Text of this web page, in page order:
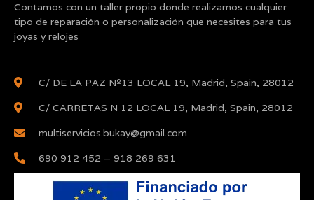
Contamos con un taller propio donde realizamos cualquier
tipo de reparación o personalización que necesites para tus
joyas y relojes
C/ DE LA PAZ Nº13 LOCAL 19, Madrid, Spain, 28012
C/ CARRETAS N 12 LOCAL 19, Madrid, Spain, 28012
multiservicios.bukay@gmail.com
690 912 452 – 918 269 631